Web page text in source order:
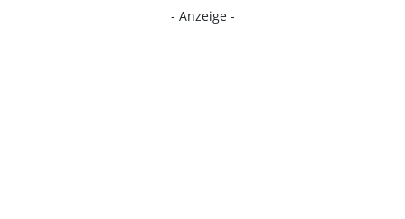
- Anzeige -